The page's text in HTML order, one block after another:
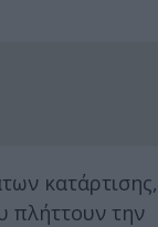
κατάρτισης,
πλήττουν την